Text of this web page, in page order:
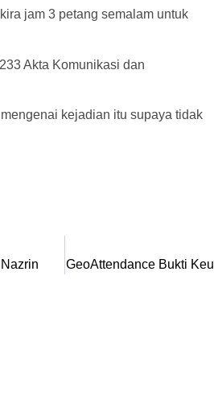
jam 3 petang semalam untuk
Akta Komunikasi dan
kejadian itu supaya tidak
GeoAttendance Bukti